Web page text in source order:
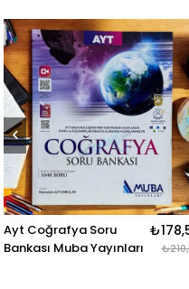
₺178,50
₺210,00
Ayt Fizik Soru
Muba Yayınları